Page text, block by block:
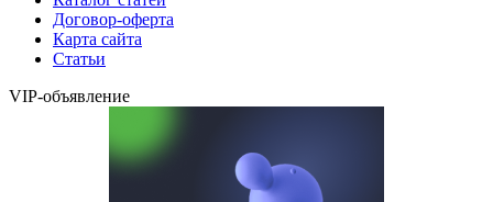
Договор-оферта
Карта сайта
Статьи
VIP-объявление